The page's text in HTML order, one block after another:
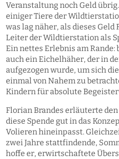
Veranstaltung noch Geld
einiger Tiere der
was lag näher, als dieses Geld
Leiter der Wildtierstation als
Ein nettes Erlebnis am Rande:
auch ein Eichelhäher, der in
aufgezogen wurde, um sich
einmal von Nahem zu
Kindern für absolute
Florian Brandes erläuterte
diese Spende gut in das
Volieren hineinpasst.
zwei Jahre stattfindende,
hoffe er, erwirtschaftete